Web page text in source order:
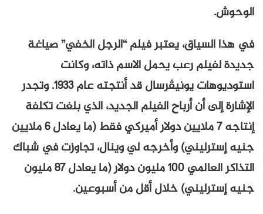
الوحوش.
في هذا السياق، يعتبر فيلم “الرجل الخفي” صياغة
جديدة لفيلم رعب يحمل الاسم ذاته، وكانت
استوديوهات يونيڤرسال قد أنتجته عام 1933. وتجدر
الإشارة إلى أن أرباح الفيلم الجديد، الذي بلغت تكلفة
إنتاجه 7 ملايين دولار أميركي فقط (ما يعادل 6 ملايين
جنيه إسترليني) وأخرجه لي وينال، تجاوزت في شباك
التذاكر العالمي 100 مليون دولار (ما يعادل 87 مليون
جنيه إسترليني) خلال أقل من أسبوعين.